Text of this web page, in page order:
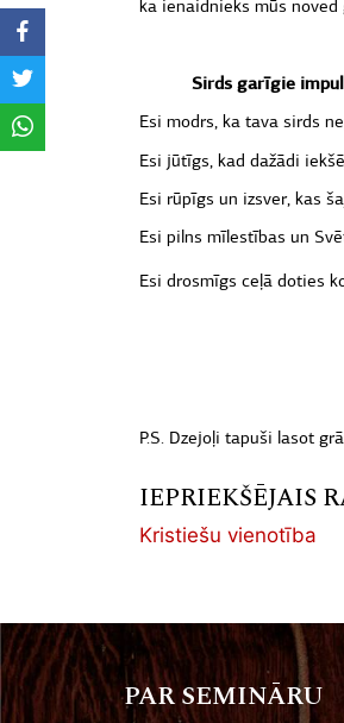
ka ienaidnieks mūs
Sirds garīgie
Esi modrs, ka tava sirds
Esi jūtīgs, kad dažādi
Esi rūpīgs un izsver, kas
Esi pilns mīlestības un
Esi drosmīgs ceļā doties
P.S. Dzejoļi tapuši lasot
IEPRIEKŠĒJAIS
Kristiešu vienotība
PAR SEMINĀRU